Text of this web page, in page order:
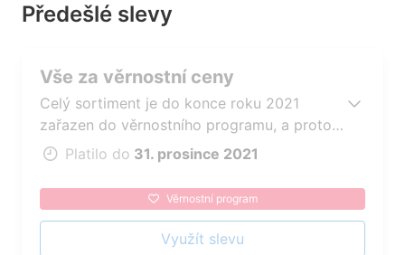
Předešlé slevy
Vše za věrnostní ceny
Celý sortiment je do konce roku 2021
zařazen do věrnostního programu, a proto
je veškeré zboží po registraci za exkluzivně
Platilo do 31. prosince 2021
Věrnostní program
Využít slevu